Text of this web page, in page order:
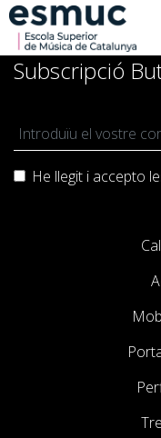
Estudis
Serveis
Activitats
Subscripció
He llegit i accepto